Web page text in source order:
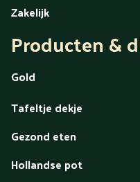
Zakelijk
Producten &
Gold
Tafeltje dekje
Gezond eten
Hollandse pot